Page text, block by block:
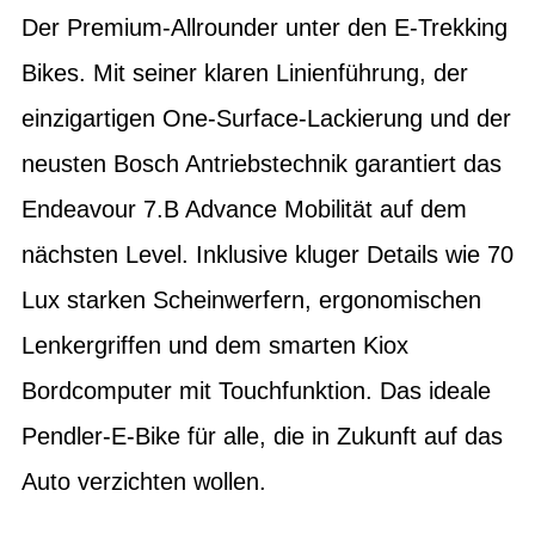
Der Premium-Allrounder unter den E-Trekking
Bikes. Mit seiner klaren Linienführung, der
einzigartigen One-Surface-Lackierung und der
neusten Bosch Antriebstechnik garantiert das
Endeavour 7.B Advance Mobilität auf dem
nächsten Level. Inklusive kluger Details wie 70
Lux starken Scheinwerfern, ergonomischen
Lenkergriffen und dem smarten Kiox
Bordcomputer mit Touchfunktion. Das ideale
Pendler-E-Bike für alle, die in Zukunft auf das
Auto verzichten wollen.